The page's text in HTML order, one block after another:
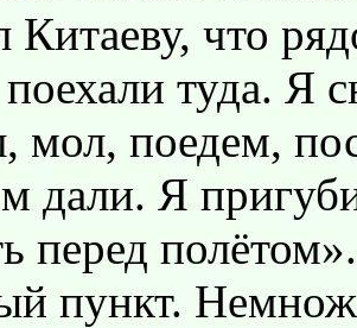
Китаеву, что
туда. Я
мол, поедем,
дали. Я
перед
пункт.